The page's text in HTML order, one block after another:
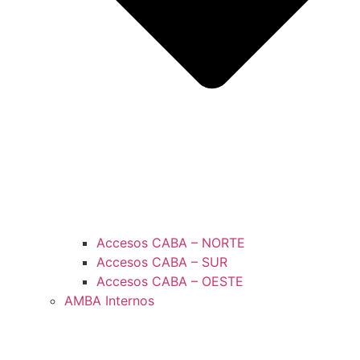
Accesos CABA – NORTE
Accesos CABA – SUR
Accesos CABA – OESTE
AMBA Internos